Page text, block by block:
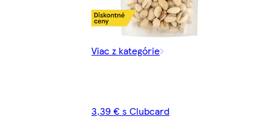
Viac z kategórie
3,39 € s Clubcard